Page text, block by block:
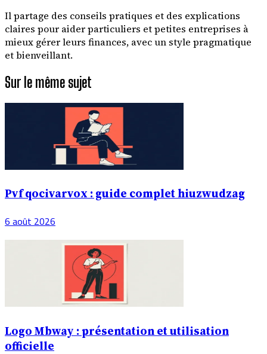
Il partage des conseils pratiques et des explications
claires pour aider particuliers et petites entreprises à
mieux gérer leurs finances, avec un style pragmatique
et bienveillant.
Sur le même sujet
Pvf qocivarvox : guide complet hiuzwudzag
6 août 2026
Logo Mbway : présentation et utilisation
officielle